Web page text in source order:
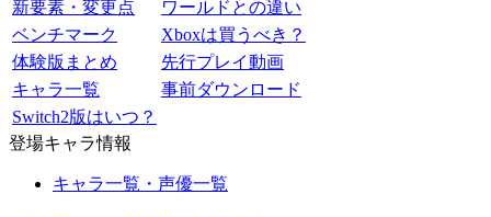
新要素・変更点
ワールドとの違い
ベンチマーク
Xboxは買うべき？
体験版まとめ
先行プレイ動画
キャラ一覧
事前ダウンロード
Switch2版はいつ？
登場キャラ情報
キャラ一覧・声優一覧